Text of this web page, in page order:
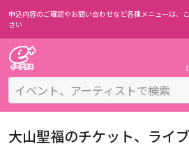
申込内容のご確認やお問い合わせなど各種メニューは、
さい
大山聖福のチケット、ライ